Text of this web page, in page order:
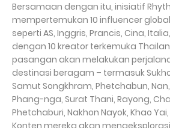
Bersamaan dengan itu, inisiatif
mempertemukan 10 influencer
seperti AS, Inggris, Prancis, Cina,
dengan 10 kreator terkemuka
pasangan akan melakukan
destinasi beragam – termasuk
Samut Songkhram, Phetchabun, Nan,
Phang-nga, Surat Thani, Rayong,
Phetchaburi, Nakhon Nayok, Khao
Konten mereka akan